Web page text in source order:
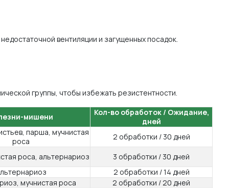
вентиляции и загущенных посадок.
группы, чтобы избежать резистентности.
мишени
Кол-во обработок / Ожидание,
дней
парша, мучнистая
роса
2 обработки / 30 дней
роса, альтернариоз
3 обработки / 30 дней
2 обработки / 14 дней
мучнистая роса
2 обработки / 20 дней